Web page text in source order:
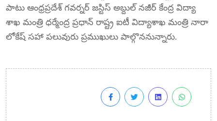
పాటు ఆంధ్రప్రదేశ్ గవర్నర్ జస్టిస్ అబ్దుల్ నజీర్ కేంద్ర విద్యా
శాఖ మంత్రి ధర్మేంద్ర ప్రధాన్ రాష్ట్ర ఐటీ విద్యాశాఖ మంత్రి నారా
లోకేష్ సహా పలువురు ప్రముఖులు పాల్గొననున్నారు.